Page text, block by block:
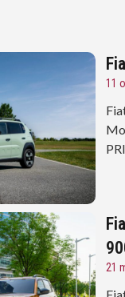
11
21